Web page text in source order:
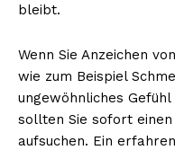
bleibt.
Wenn Sie Anzeichen
wie zum Beispiel
ungewöhnliches
sollten Sie sofort
aufsuchen. Ein